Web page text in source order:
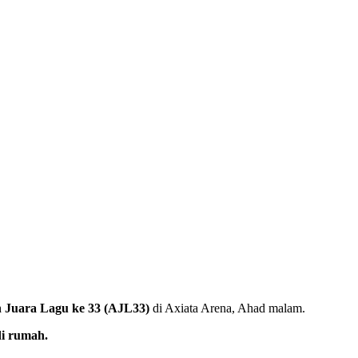
Juara Lagu ke 33 (AJL33) di Axiata Arena, Ahad malam.
rumah.